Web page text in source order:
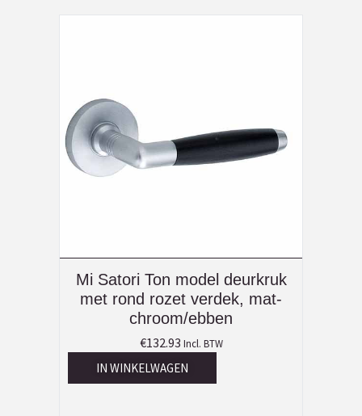
Mi Satori Ton model deurkruk
met rond rozet verdek, mat-
chroom/ebben
€132.93 Incl. BTW
IN WINKELWAGEN